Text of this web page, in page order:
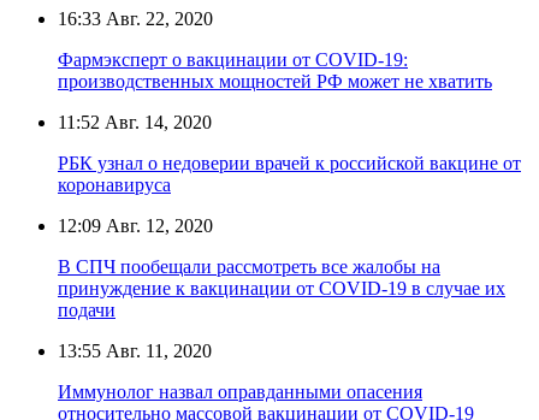
16:33 Авг. 22, 2020
Фармэксперт о вакцинации от COVID-19:
производственных мощностей РФ может не хватить
11:52 Авг. 14, 2020
РБК узнал о недоверии врачей к российской вакцине от
коронавируса
12:09 Авг. 12, 2020
В СПЧ пообещали рассмотреть все жалобы на
принуждение к вакцинации от COVID-19 в случае их
подачи
13:55 Авг. 11, 2020
Иммунолог назвал оправданными опасения
относительно массовой вакцинации от COVID-19